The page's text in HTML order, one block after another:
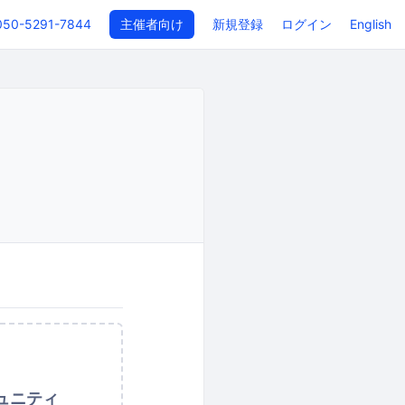
5291-7844 主催者向け 新規登録 ログイン English
ニティ